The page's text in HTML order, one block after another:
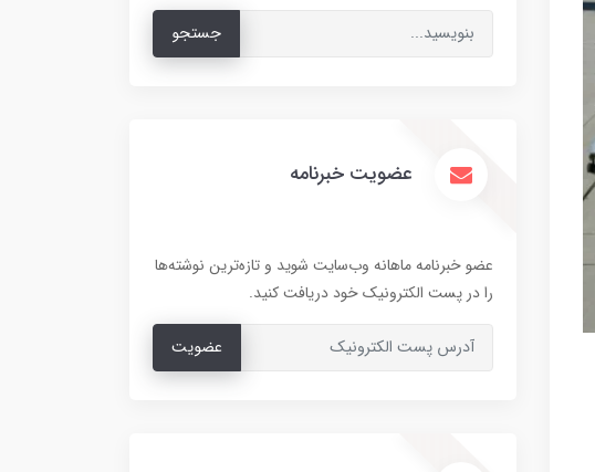
جستجو
عضویت خبرنامه
عضو خبرنامه ماهانه وب‌سایت شوید و تازه‌ترین نوشته‌ها
را در پست الکترونیک خود دریافت کنید.
عضویت